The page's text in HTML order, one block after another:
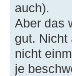
auch).
Aber das
gut. Nicht
nicht
je